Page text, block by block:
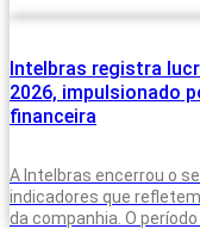
Intelbras registra
2026, impulsionado
financeira
A Intelbras encerrou o
indicadores que
da companhia. O